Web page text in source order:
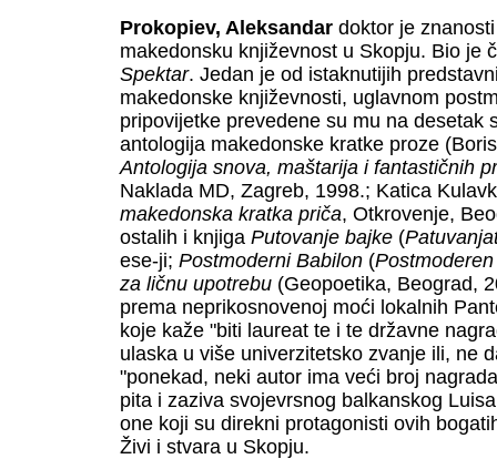
Prokopiev, Aleksandar doktor je
makedonsku književnost u Skopju. Bio je
Spektar. Jedan je od istaknutijih
makedonske književnosti, uglavnom
pripovijetke prevedene su mu na desetak
antologija makedonske kratke proze
Antologija snova, maštarija i fantastičnih
Naklada MD, Zagreb, 1998.; Katica
makedonska kratka priča, Otkrovenje,
ostalih i knjiga Putovanje bajke (
ese-ji; Postmoderni Babilon (
za ličnu upotrebu (Geopoetika, Beograd,
prema neprikosnovenoj moći lokalnih
koje kaže "biti laureat te i te državne
ulaska u više univerzitetsko zvanje ili, ne
"ponekad, neki autor ima veći broj
pita i zaziva svojevrsnog balkanskog
one koji su direkni protagonisti ovih
Živi i stvara u Skopju.